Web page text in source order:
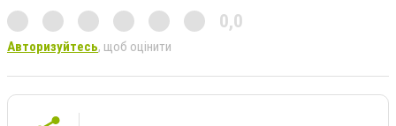
0,0
Авторизуйтесь, щоб оцінити